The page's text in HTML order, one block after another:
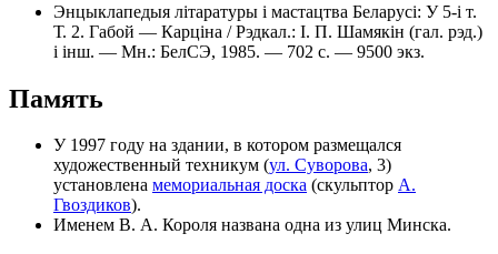
Энцыклапедыя літаратуры і мастацтва Беларусі: У 5-і т.
Т. 2. Габой — Карціна / Рэдкал.: І. П. Шамякін (гал. рэд.)
і інш. — Мн.: БелСЭ, 1985. — 702 с. — 9500 экз.
Память
У 1997 году на здании, в котором размещался
художественный техникум (ул. Суворова, 3)
установлена мемориальная доска (скульптор А.
Гвоздиков).
Именем В. А. Короля названа одна из улиц Минска.